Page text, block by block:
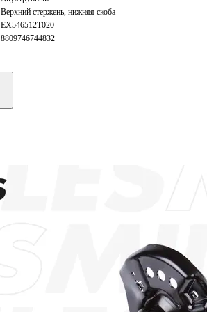
Верхний стержень, нижняя скоба
EX546512T020
8809746744832